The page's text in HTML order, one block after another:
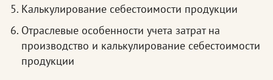
Калькулирование себестоимости продукции
Отраслевые особенности учета затрат на
производство и калькулирование себестоимости
продукции